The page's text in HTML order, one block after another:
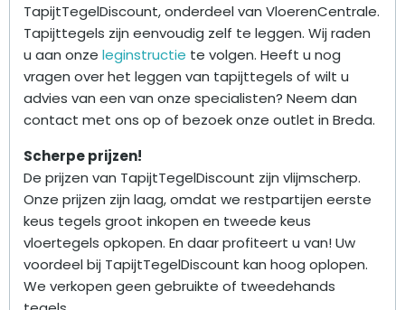
TapijtTegelDiscount, onderdeel van VloerenCentrale.
Tapijttegels zijn eenvoudig zelf te leggen. Wij raden
u aan onze leginstructie te volgen. Heeft u nog
vragen over het leggen van tapijttegels of wilt u
advies van een van onze specialisten? Neem dan
contact met ons op of bezoek onze outlet in Breda.
Scherpe prijzen!
De prijzen van TapijtTegelDiscount zijn vlijmscherp.
Onze prijzen zijn laag, omdat we restpartijen eerste
keus tegels groot inkopen en tweede keus
vloertegels opkopen. En daar profiteert u van! Uw
voordeel bij TapijtTegelDiscount kan hoog oplopen.
We verkopen geen gebruikte of tweedehands